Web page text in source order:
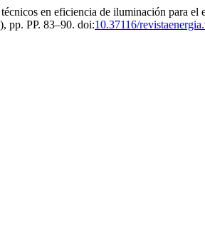
en eficiencia de iluminación para
pp. PP. 83–90. doi:10.37116/